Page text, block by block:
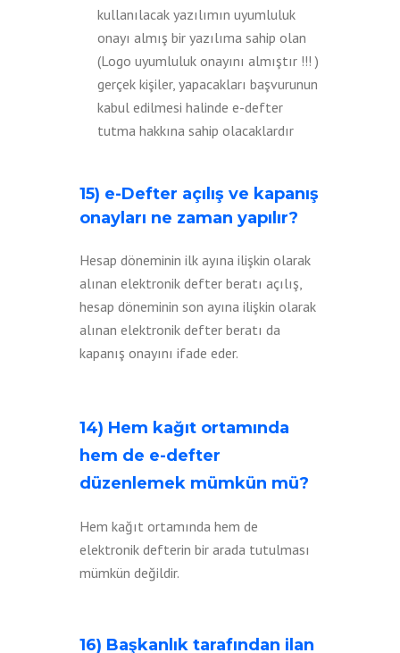
kullanılacak yazılımın uyumluluk
onayı almış bir yazılıma sahip olan
(Logo uyumluluk onayını almıştır !!! )
gerçek kişiler, yapacakları başvurunun
kabul edilmesi halinde e-defter
tutma hakkına sahip olacaklardır
15) e-Defter açılış ve kapanış
onayları ne zaman yapılır?
Hesap döneminin ilk ayına ilişkin olarak
alınan elektronik defter beratı açılış,
hesap döneminin son ayına ilişkin olarak
alınan elektronik defter beratı da
kapanış onayını ifade eder.
14) Hem kağıt ortamında
hem de e-defter
düzenlemek mümkün mü?
Hem kağıt ortamında hem de
elektronik defterin bir arada tutulması
mümkün değildir.
16) Başkanlık tarafından ilan